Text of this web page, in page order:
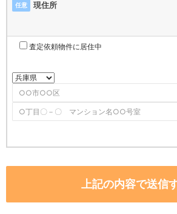
任意 現住所
査定依頼物件に居住中